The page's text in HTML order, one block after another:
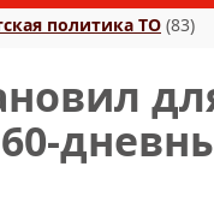
политика ТО (83)